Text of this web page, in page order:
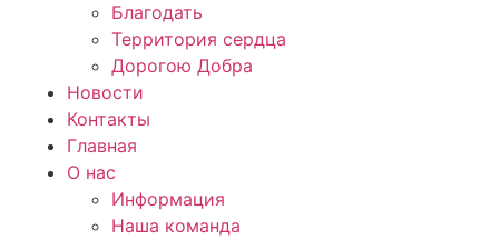
Благодать
Территория сердца
Дорогою Добра
Новости
Контакты
Главная
О нас
Информация
Наша команда